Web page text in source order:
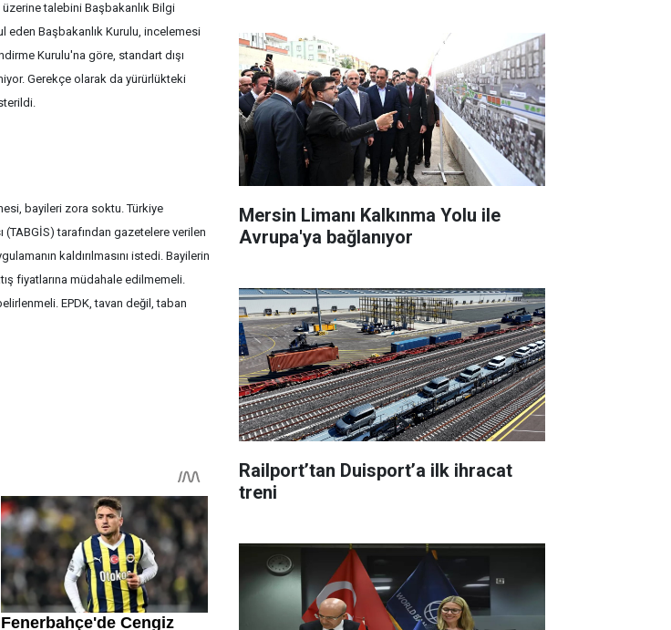
üzerine talebini Başbakanlık Bilgi
eden Başbakanlık Kurulu, incelemesi
Kurulu'na göre, standart dışı
Gerekçe olarak da yürürlükteki
bayileri zora soktu. Türkiye
(TABGİS) tarafından gazetelere verilen
kaldırılmasını istedi. Bayilerin
fiyatlarına müdahale edilmemeli.
EPDK, tavan değil, taban
Mersin Limanı Kalkınma Yolu ile
Avrupa'ya bağlanıyor
Railport’tan Duisport’a ilk ihracat
treni